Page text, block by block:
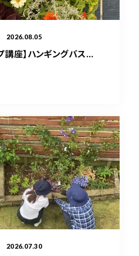
2026.08.05
講座】ハンギングバス...
2026.07.30